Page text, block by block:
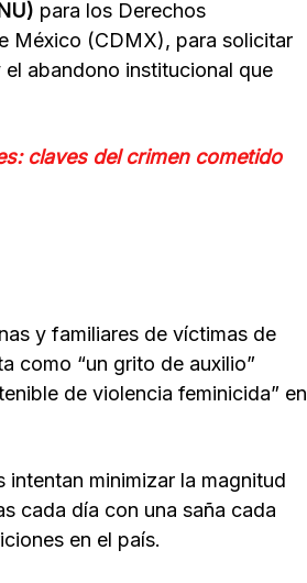
para los Derechos
México (CDMX), para solicitar
abandono institucional que
claves del crimen cometido
y familiares de víctimas de
como “un grito de auxilio”
de violencia feminicida” en
intentan minimizar la magnitud
cada día con una saña cada
en el país.